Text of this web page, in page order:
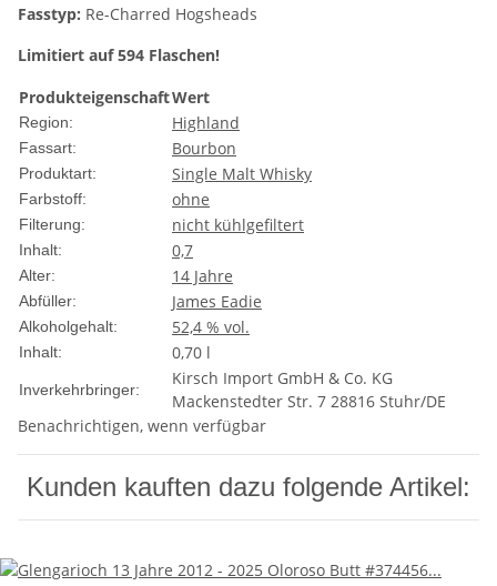
Fasstyp: Re-Charred Hogsheads
Limitiert auf 594 Flaschen!
ProdukteigenschaftWert
Region: Highland
Fassart: Bourbon
Produktart: Single Malt Whisky
Farbstoff: ohne
Filterung: nicht kühlgefiltert
Inhalt: 0,7
Alter: 14 Jahre
Abfüller: James Eadie
Alkoholgehalt: 52,4 % vol.
Inhalt: 0,70 l
Inverkehrbringer:
Kirsch Import GmbH & Co. KG
Mackenstedter Str. 7 28816 Stuhr/DE
Benachrichtigen, wenn verfügbar
Kunden kauften dazu folgende Artikel: